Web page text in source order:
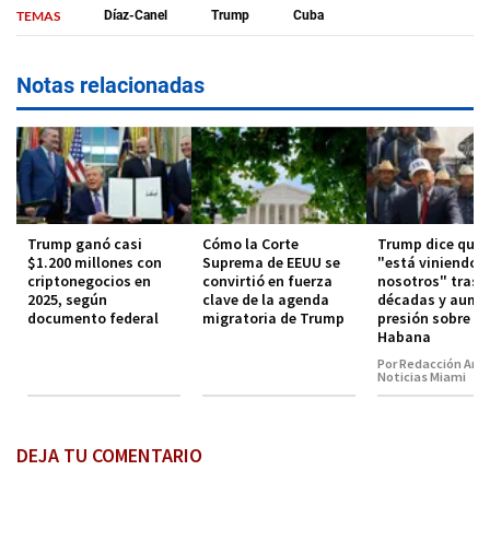
TEMAS Díaz-Canel Trump Cuba
Notas relacionadas
Trump ganó casi
$1.200 millones con
criptonegocios en
2025, según
documento federal
Cómo la Corte
Suprema de EEUU se
convirtió en fuerza
clave de la agenda
migratoria de Trump
Trump dice que
"está viniendo
nosotros" tras
décadas y
presión sobre La
Habana
Por Redacción
Noticias Miami
DEJA TU COMENTARIO